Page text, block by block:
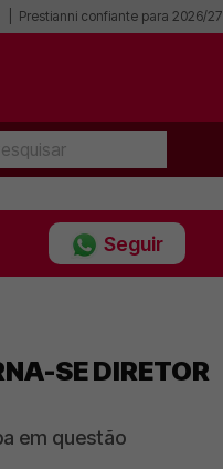
Prestianni confiante para 2026/27
Seguir
SE DIRETOR
em questão